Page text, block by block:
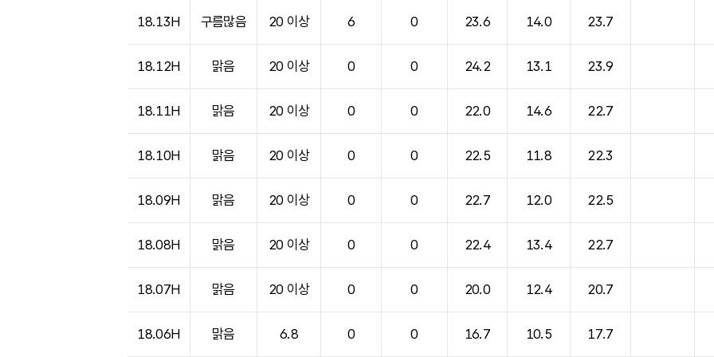
18.13H 구름많음 20 이상 6 0 23.6 14.0 23.7
18.12H 맑음 20 이상 0 0 24.2 13.1 23.9
18.11H 맑음 20 이상 0 0 22.0 14.6 22.7
18.10H 맑음 20 이상 0 0 22.5 11.8 22.3
18.09H 맑음 20 이상 0 0 22.7 12.0 22.5
18.08H 맑음 20 이상 0 0 22.4 13.4 22.7
18.07H 맑음 20 이상 0 0 20.0 12.4 20.7
18.06H 맑음 6.8 0 0 16.7 10.5 17.7